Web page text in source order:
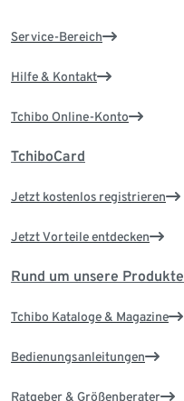
Service-Bereich
Hilfe & Kontakt
Tchibo Online-Konto
TchiboCard
Jetzt kostenlos registrieren
Jetzt Vorteile entdecken
Rund um unsere Produkte
Tchibo Kataloge & Magazine
Bedienungsanleitungen
Ratgeber & Größenberater